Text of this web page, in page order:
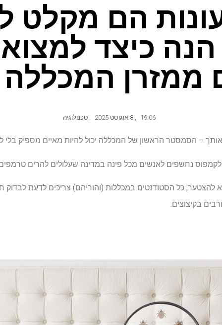
הם מקלט
כיצד
ממזרן
19:06
, 8 אוגוסט 2025 , טכנולוגיה
– הסמסטר הראשון של המכללה יכול להיות מאיים מספיק בלי
לקמפוס נחשפים לאנשים מכל פינה במדינה שעלולים להרים
להצטער, כל הסטודנטים במכללות (והוריהם) צריכים לדעת לבדוק
בקיצוצים.